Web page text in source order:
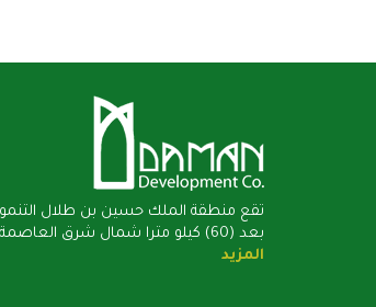
تقع منطقة الملك حسين بن طلال
بعد (60) كيلو مترا شمال شرق العاصمة عمان وتمتد ع
المزيد